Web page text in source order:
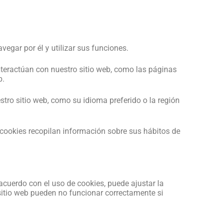
por él y utilizar sus funciones.
con nuestro sitio web, como las páginas
sitio web, como su idioma preferido o la región
recopilan información sobre sus hábitos de
con el uso de cookies, puede ajustar la
web pueden no funcionar correctamente si